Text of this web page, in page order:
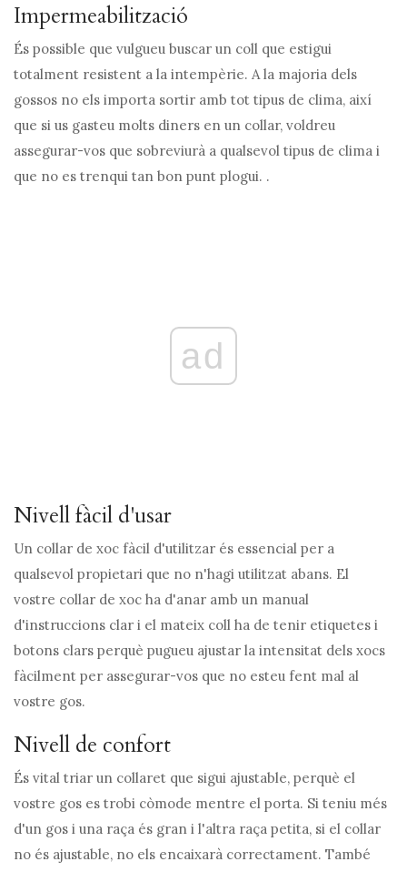
Impermeabilització
És possible que vulgueu buscar un coll que estigui
totalment resistent a la intempèrie. A la majoria dels
gossos no els importa sortir amb tot tipus de clima, així
que si us gasteu molts diners en un collar, voldreu
assegurar-vos que sobreviurà a qualsevol tipus de clima i
que no es trenqui tan bon punt plogui. .
ad
Nivell fàcil d'usar
Un collar de xoc fàcil d'utilitzar és essencial per a
qualsevol propietari que no n'hagi utilitzat abans. El
vostre collar de xoc ha d'anar amb un manual
d'instruccions clar i el mateix coll ha de tenir etiquetes i
botons clars perquè pugueu ajustar la intensitat dels xocs
fàcilment per assegurar-vos que no esteu fent mal al
vostre gos.
Nivell de confort
És vital triar un collaret que sigui ajustable, perquè el
vostre gos es trobi còmode mentre el porta. Si teniu més
d'un gos i una raça és gran i l'altra raça petita, si el collar
no és ajustable, no els encaixarà correctament. També